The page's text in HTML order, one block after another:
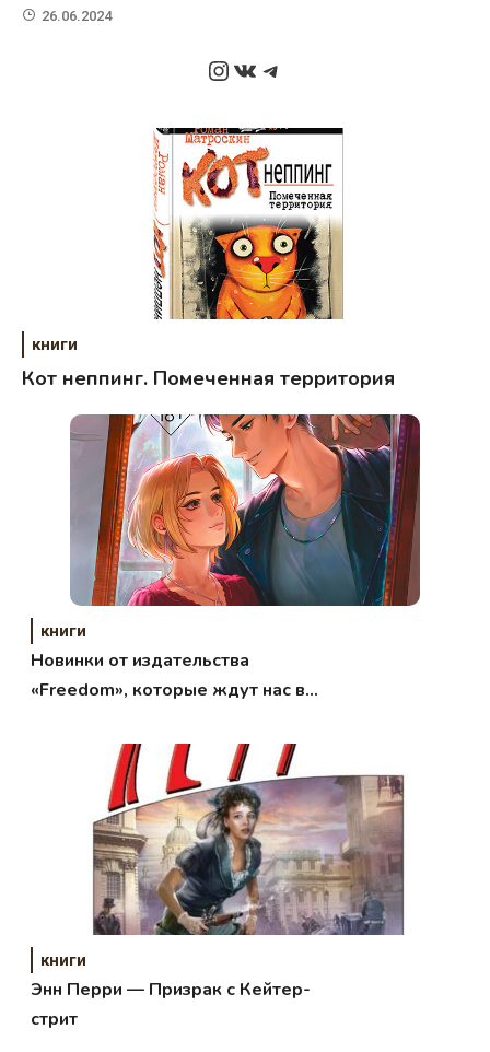
26.06.2024
Instagram
ВКонтакте
Telegram
книги
Кот неппинг. Помеченная территория
книги
Новинки от издательства
«Freedom», которые ждут нас в
книги
Энн Перри — Призрак с Кейтер-
стрит